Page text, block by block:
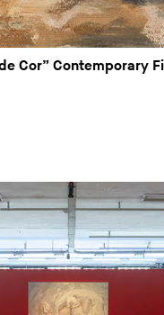
Cor” Contemporary